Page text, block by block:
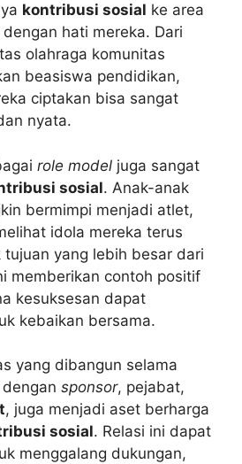
kontribusi sosial ke area
hati mereka. Dari
olahraga komunitas
beasiswa pendidikan,
ciptakan bisa sangat
nyata.
role model juga sangat
sosial. Anak-anak
bermimpi menjadi atlet,
idola mereka terus
yang lebih besar dari
memberikan contoh positif
kesuksesan dapat
kebaikan bersama.
yang dibangun selama
sponsor, pejabat,
, juga menjadi aset berharga
sosial. Relasi ini dapat
menggalang dukungan,